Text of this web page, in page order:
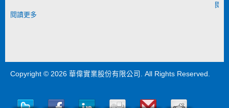
閱讀更多
閱
Copyright © 2026 華偉實業股份有限公司 . All Rights Reserved.